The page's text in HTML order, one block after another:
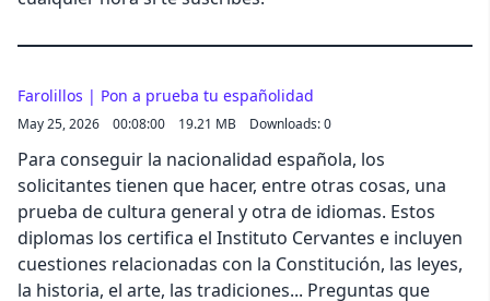
Farolillos | Pon a prueba tu españolidad
May 25, 2026 00:08:00 19.21 MB Downloads: 0
Para conseguir la nacionalidad española, los
solicitantes tienen que hacer, entre otras cosas, una
prueba de cultura general y otra de idiomas. Estos
diplomas los certifica el Instituto Cervantes e incluyen
cuestiones relacionadas con la Constitución, las leyes,
la historia, el arte, las tradiciones... Preguntas que